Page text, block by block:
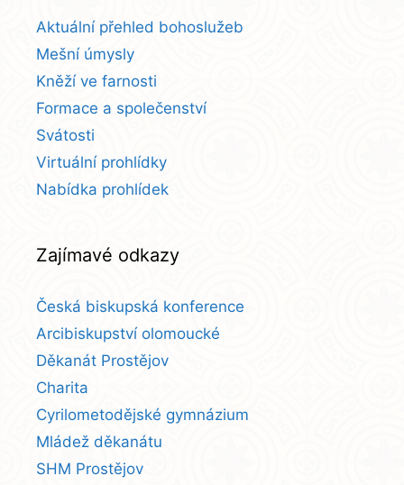
Aktuální přehled bohoslužeb
Mešní úmysly
Kněží ve farnosti
Formace a společenství
Svátosti
Virtuální prohlídky
Nabídka prohlídek
Zajímavé odkazy
Česká biskupská konference
Arcibiskupství olomoucké
Děkanát Prostějov
Charita
Cyrilometodějské gymnázium
Mládež děkanátu
SHM Prostějov